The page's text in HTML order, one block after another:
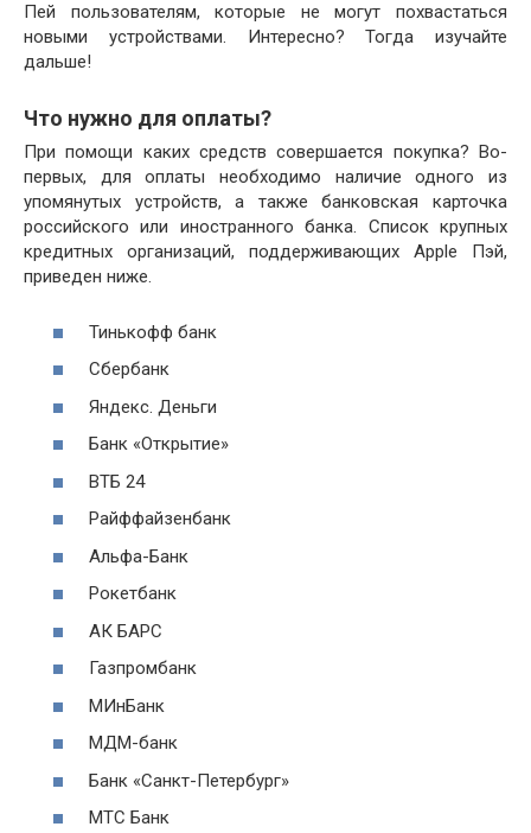
Пей пользователям, которые не могут похвастаться
новыми устройствами. Интересно? Тогда изучайте
дальше!
Что нужно для оплаты?
При помощи каких средств совершается покупка? Во-
первых, для оплаты необходимо наличие одного из
упомянутых устройств, а также банковская карточка
российского или иностранного банка. Список крупных
кредитных организаций, поддерживающих Apple Пэй,
приведен ниже.
Тинькофф банк
Сбербанк
Яндекс. Деньги
Банк «Открытие»
ВТБ 24
Райффайзенбанк
Альфа-Банк
Рокетбанк
АК БАРС
Газпромбанк
МИнБанк
МДМ-банк
Банк «Санкт-Петербург»
МТС Банк